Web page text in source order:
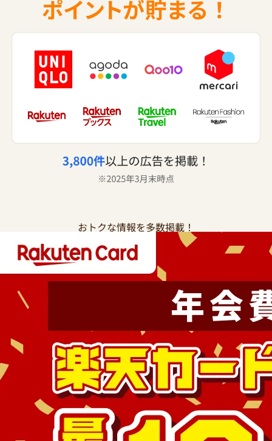
おトクな情報を多数掲載！